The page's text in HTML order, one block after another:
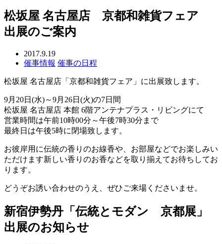
松坂屋 名古屋店 京都和雑貨フェア
出展のご案内
2017.9.19
催事情報 催事の日程
松坂屋 名古屋店「京都和雑貨フェア」に出展致します。
9月20日(水)～9月26日(火)の7日間
松坂屋 名古屋店 本館 6階アンテナプラス・リビングにて
営業時間は午前10時00分～午後7時30分まで
最終日は午後5時に閉場致します。
お彼岸用に伝統の香りのお線香や、お部屋などでお楽しみい
ただけます新しい香りのお香などを取り揃えてお待ちしてお
ります。
どうぞお誘い合わせのうえ、ぜひご来場くださいませ。
新宿伊勢丹「伝統とモダン 京都展」
出展のお知らせ